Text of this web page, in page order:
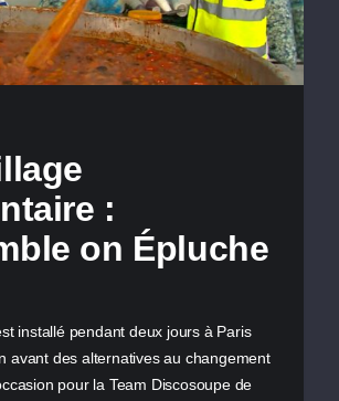
:
on Épluche
installé pendant deux jours à Paris
avant des alternatives au changement
pour la Team Discosoupe de